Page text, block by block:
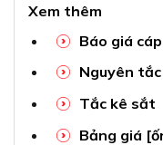
Xem thêm
Báo giá
Nguyên
Tắc kê sắt
Bảng giá